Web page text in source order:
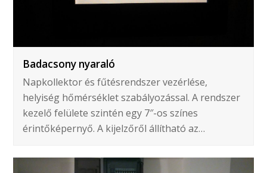
Badacsony nyaraló
Napkollektor és fűtésrendszer vezérlése,
helyiség hőmérséklet szabályozással. A rendszer
kezelő felülete szintén egy 7″-os színes
érintőképernyő. A kijelzőről állítható az…